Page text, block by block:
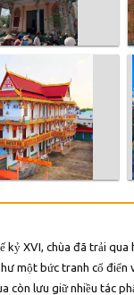
XVI, chùa đã trải
một bức tranh cổ
còn lưu giữ nhiều tác